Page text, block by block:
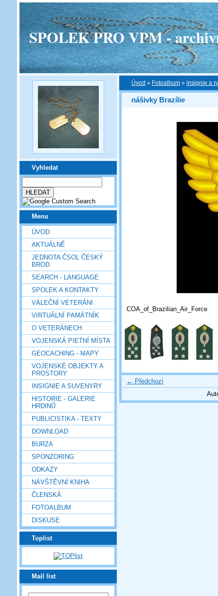
SPOLEK PRO VPM -
Vyhledat
Menu
ÚVOD
AKTUÁLNĚ
JEDNOTA ČSOL ČESKÝ
BROD
SEARCH - LANGUAGE
SPOLEK A KONTAKTY
VÁLEČNÍ VETERÁNI
VIRTUÁLNÍ PAMÁTNÍK
O VETERÁNECH
VOJENSKÁ PIETNÍ MÍSTA
GEOCACHING - MAPY
VOJENSKÉ OBJEKTY A
PROSTORY
INSIGNIE A SUVENYRY
HISTORIE - GALERIE
HRDINŮ
PUBLICISTIKA - TEXTY
DOWNLOAD
BURZA
SPONZORING
ODKAZY
NÁVŠTĚVNÍ KNIHA
ČLENSKÁ
FOTOALBUM
DISKUSE
Toplist
Mail list
Úvod » Fotoalbum » insignie a
nášivky Brazílie
COA_of_Brazilian_Air_Force
← Předchozí